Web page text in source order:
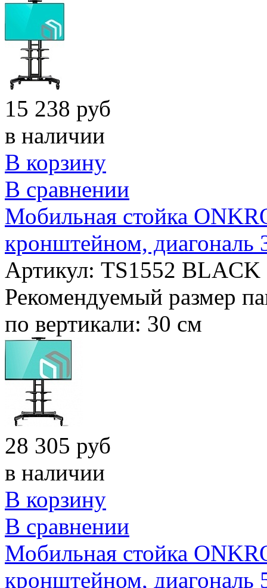
15 238 руб
в наличии
В корзину
В сравнении
Мобильная стойка
кронштейном, диагональ
Артикул: TS1552 BLACK
Рекомендуемый размер
по вертикали: 30 см
28 305 руб
в наличии
В корзину
В сравнении
Мобильная стойка
кронштейном, диагональ